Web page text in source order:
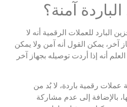
آمنة؟
البارد للعملات الرقمية أنه لا
آخر، يمكن القول أنه آمن ولا يمكن
أنه إذا أردت توصيله بجهاز آخر
عملات رقمية باردة، لا بُد من
بالإضافة إلى عدم مشاركة